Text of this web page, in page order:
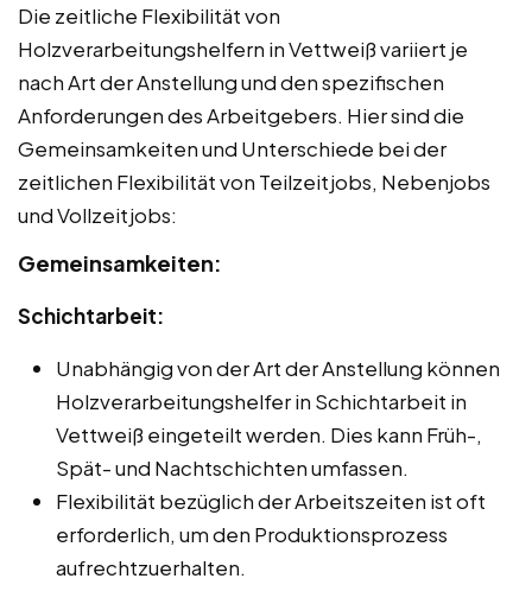
Die zeitliche Flexibilität von
Holzverarbeitungshelfern in Vettweiß variiert je
nach Art der Anstellung und den spezifischen
Anforderungen des Arbeitgebers. Hier sind die
Gemeinsamkeiten und Unterschiede bei der
zeitlichen Flexibilität von Teilzeitjobs, Nebenjobs
und Vollzeitjobs:
Gemeinsamkeiten:
Schichtarbeit:
Unabhängig von der Art der Anstellung können
Holzverarbeitungshelfer in Schichtarbeit in
Vettweiß eingeteilt werden. Dies kann Früh-,
Spät- und Nachtschichten umfassen.
Flexibilität bezüglich der Arbeitszeiten ist oft
erforderlich, um den Produktionsprozess
aufrechtzuerhalten.